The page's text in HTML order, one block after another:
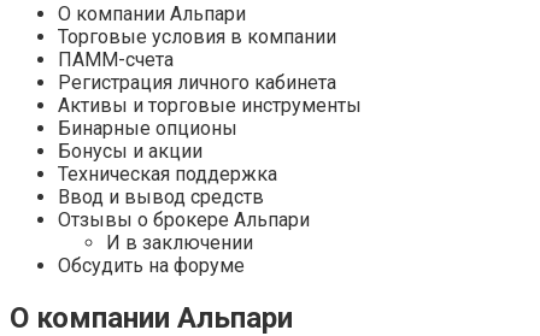
О компании Альпари
Торговые условия в компании
ПАММ-счета
Регистрация личного кабинета
Активы и торговые инструменты
Бинарные опционы
Бонусы и акции
Техническая поддержка
Ввод и вывод средств
Отзывы о брокере Альпари
И в заключении
Обсудить на форуме
О компании Альпари